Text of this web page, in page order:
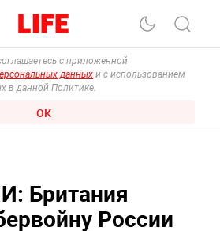
с приложенной
данных и с использованием
в данной Политике.
ОК
Британия
России